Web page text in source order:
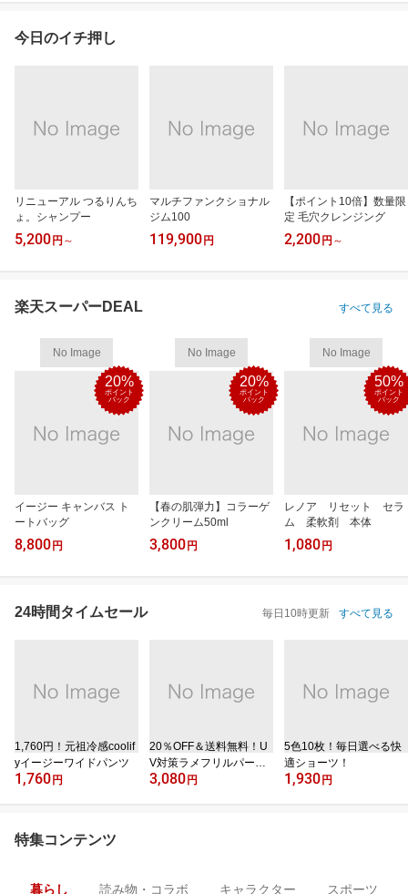
今日のイチ押し
リニューアル つるりんち
ょ。シャンプー
5,200 円 ～
マルチファンクショナル
ジム100
119,900 円
【ポイント10倍】数量限
定 毛穴クレンジング
2,200 円 ～
楽天スーパーDEAL すべて見る
No Image
20%
ポイント
バック
イージー キャンバス ト
ートバッグ
8,800 円
No Image
20%
ポイント
バック
【春の肌弾力】コラーゲ
ンクリーム50ml
3,800 円
No Image
50%
ポイント
バック
レノア リセット セラ
ム 柔軟剤 本体
1,080 円
24時間タイムセール 毎日10時更新 すべて見る
1,760円！元祖冷感coolif
yイージーワイドパンツ
1,760 円
20％OFF＆送料無料！U
V対策ラメフリルパーカ
ー
3,080 円
5色10枚！毎日選べる快
適ショーツ！
1,930 円
特集コンテンツ
暮らし 読み物・コラボ キャラクター スポーツ